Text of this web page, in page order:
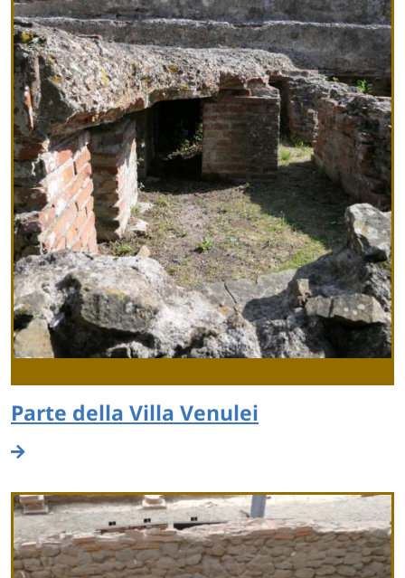
Parte della Villa Venulei